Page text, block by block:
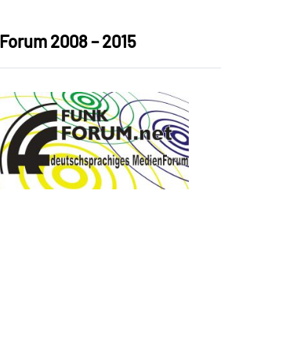
2008 – 2015